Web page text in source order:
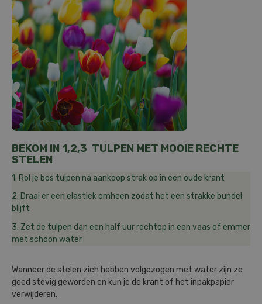
BEKOM IN 1,2,3 TULPEN MET MOOIE RECHTE
STELEN
1. Rol je bos tulpen na aankoop strak op in een oude krant
2. Draai er een elastiek omheen zodat het een strakke bundel
blijft
3. Zet de tulpen dan een half uur rechtop in een vaas of emmer
met schoon water
Wanneer de stelen zich hebben volgezogen met water zijn ze
goed stevig geworden en kun je de krant of het inpakpapier
verwijderen.